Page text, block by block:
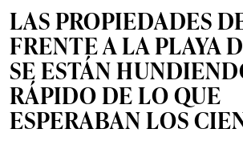
LAS PROPIEDADES
FRENTE A LA PLAYA
SE ESTÁN
RÁPIDO DE LO QUE
ESPERABAN LOS